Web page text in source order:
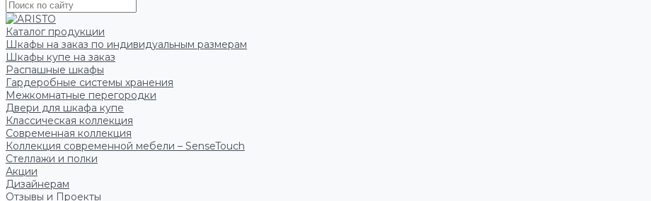
Каталог продукции
Шкафы на заказ по индивидуальным размерам
Шкафы купе на заказ
Распашные шкафы
Гардеробные системы хранения
Межкомнатные перегородки
Двери для шкафа купе
Классическая коллекция
Современная коллекция
Коллекция современной мебели – SenseTouch
Стеллажи и полки
Акции
Дизайнерам
Отзывы и Проекты